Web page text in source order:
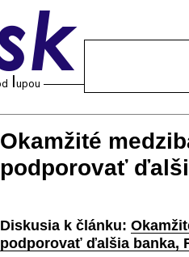
Okamžité
podporovať
Diskusia k článku:
podporovať ďalšia banka,